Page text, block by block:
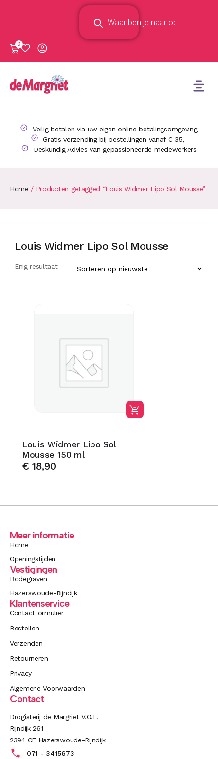
0
Veilig betalen via uw eigen online betalingsomgeving
Gratis verzending bij bestellingen vanaf € 35,-
Deskundig Advies van gepassioneerde medewerkers
Home / Producten getagged “Louis Widmer Lipo Sol Mousse”
Louis Widmer Lipo Sol Mousse
Enig resultaat
Louis Widmer Lipo Sol
Mousse 150 ml
€18,90
Meer informatie
Home
Openingstijden
Vestigingen
Bodegraven
Hazerswoude-Rijndijk
Klantenservice
Contactformulier
Bestellen
Verzenden
Retourneren
Privacy
Algemene Voorwaarden
Contact
Drogisterij de Margriet V.O.F.
Rijndijk 261
2394 CE Hazerswoude-Rijndijk
071 - 3415673